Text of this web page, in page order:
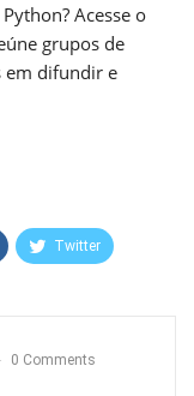
Acesse o
grupos de
em difundir e
Twitter
0 Comments